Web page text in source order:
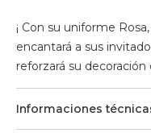
¡ Con su uniforme
encantará a sus
reforzará su decoración
Informaciones